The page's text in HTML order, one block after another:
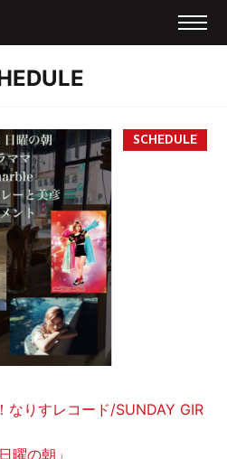
りすレコード/SUNDAY GIR
曜の朝」